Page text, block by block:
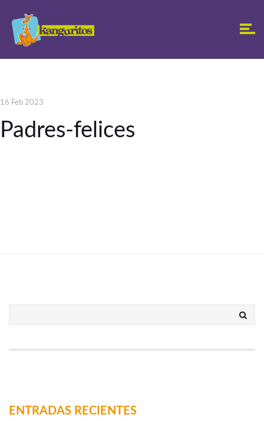
16 Feb 2023
Padres-felices
ENTRADAS RECIENTES